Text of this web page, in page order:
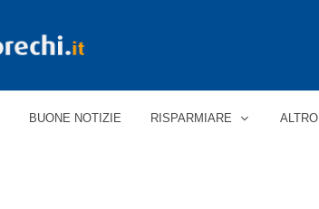
BUONE NOTIZIE RISPARMIARE ALTRO